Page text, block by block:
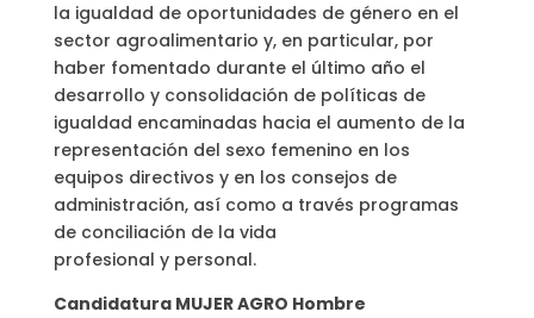
la igualdad de oportunidades de género en el
sector agroalimentario y, en particular, por
haber fomentado durante el último año el
desarrollo y consolidación de políticas de
igualdad encaminadas hacia el aumento de la
representación del sexo femenino en los
equipos directivos y en los consejos de
administración, así como a través programas
de conciliación de la vida
profesional y personal.
Candidatura MUJER AGRO Hombre